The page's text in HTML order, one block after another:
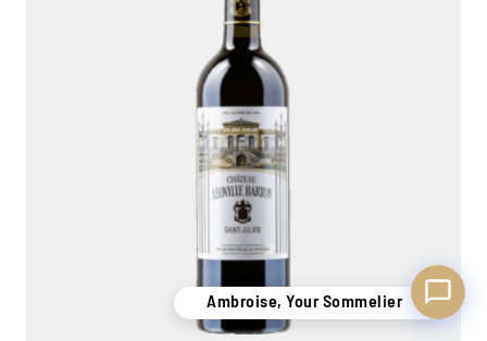
Ambroise, Your Sommelier